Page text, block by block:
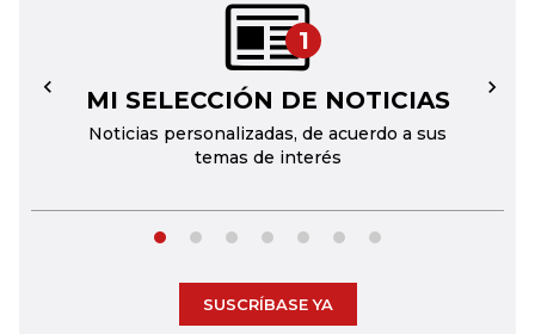
1
MI SELECCIÓN DE NOTICIAS
Noticias personalizadas, de acuerdo a sus
temas de interés
← →
SUSCRÍBASE YA